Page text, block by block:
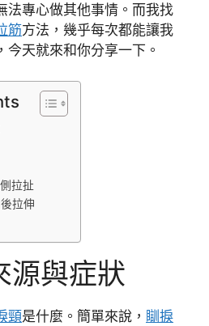
法專心做其他事情。而我找
筋方法，幾乎每次都能讓我
今天就來和你分享一下。
拉扯
拉伸
源與症狀
頸是什麼。簡單來說， 瞓捩